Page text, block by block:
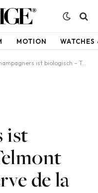
MOTION WATCHES
biologisch – Telmont lanciert „Réserve de la Terre
ist
de la